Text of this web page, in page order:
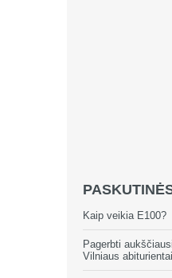
Kaip veikia E100?
Pagerbti
Vilniaus abiturientai